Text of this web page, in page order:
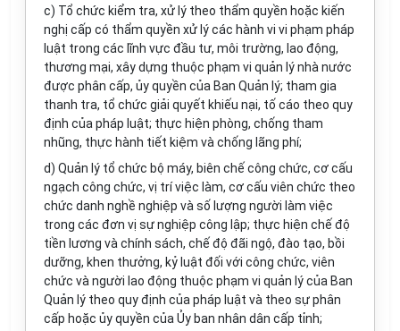
c) Tổ chức kiểm tra, xử lý theo thẩm quyền hoặc kiến
nghị cấp có thẩm quyền xử lý các hành vi vi phạm pháp
luật trong các lĩnh vực đầu tư, môi trường, lao động,
thương mại, xây dựng thuộc phạm vi quản lý nhà nước
được phân cấp, ủy quyền của Ban Quản lý; tham gia
thanh tra, tổ chức giải quyết khiếu nại, tố cáo theo quy
định của pháp luật; thực hiện phòng, chống tham
nhũng, thực hành tiết kiệm và chống lãng phí;
d) Quản lý tổ chức bộ máy, biên chế công chức, cơ cấu
ngạch công chức, vị trí việc làm, cơ cấu viên chức theo
chức danh nghề nghiệp và số lượng người làm việc
trong các đơn vị sự nghiệp công lập; thực hiện chế độ
tiền lương và chính sách, chế độ đãi ngộ, đào tạo, bồi
dưỡng, khen thưởng, kỷ luật đối với công chức, viên
chức và người lao động thuộc phạm vi quản lý của Ban
Quản lý theo quy định của pháp luật và theo sự phân
cấp hoặc ủy quyền của Ủy ban nhân dân cấp tỉnh;